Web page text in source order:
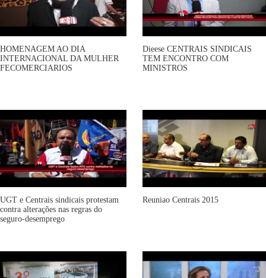
HOMENAGEM AO DIA
INTERNACIONAL DA MULHER
FECOMERCIARIOS
Dieese CENTRAIS SINDICAIS
TEM ENCONTRO COM
MINISTROS
UGT e Centrais sindicais protestam
contra alterações nas regras do
seguro-desemprego
Reuniao Centrais 2015